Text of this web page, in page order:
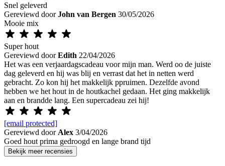
Snel geleverd
Gereviewd door John van Bergen 30/05/2026
Mooie mix
Super hout
Gereviewd door Edith 22/04/2026
Het was een verjaardagscadeau voor mijn man. Werd oo de juiste
dag geleverd en hij was blij en verrast dat het in netten werd
gebracht. Zo kon hij het makkelijk ppruimen. Dezelfde avond
hebben we het hout in de houtkachel gedaan. Het ging makkelijk
aan en brandde lang. Een supercadeau zei hij!
[email protected]
Gereviewd door Alex 3/04/2026
Goed hout prima gedroogd en lange brand tijd
Bekijk meer recensies